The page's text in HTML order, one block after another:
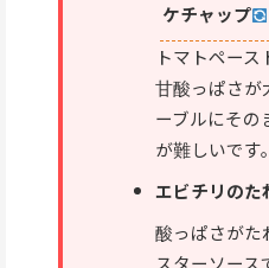
ケチャップ
トマトペース
甘酸っぱさが
ーブルにその
が難しいです。
エビチリのた
酸っぱさがた
スターソース